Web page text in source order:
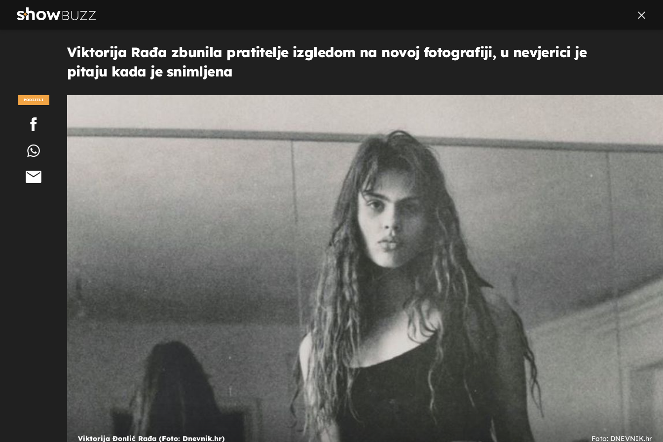
Viktorija Rađa zbunila pratitelje izgledom na novoj fotografiji, u nevjerici je
pitaju kada je snimljena
PODIJELI
Viktorija Đonlić Rađa (Foto: Dnevnik.hr) Foto: DNEVNIK.hr
Viktorija Rađa (Foto: Instagram) Foto: Instagram
Viktorija Rađa (Foto: Instagram)
+ 18
Rađe? Odrasli su u dvojicu prekrasnih
+ 12
"TREBALO SE SABRAT'"
Gdje su otputovali Viktorija i Dino Rađa?
Nova avantura otkrivena je jednom
objavom
26
PONOSNI RODITELJI
Ovako izgleda sin Viktorije i Dina Rađe:
"Srce će mi puknuti..."